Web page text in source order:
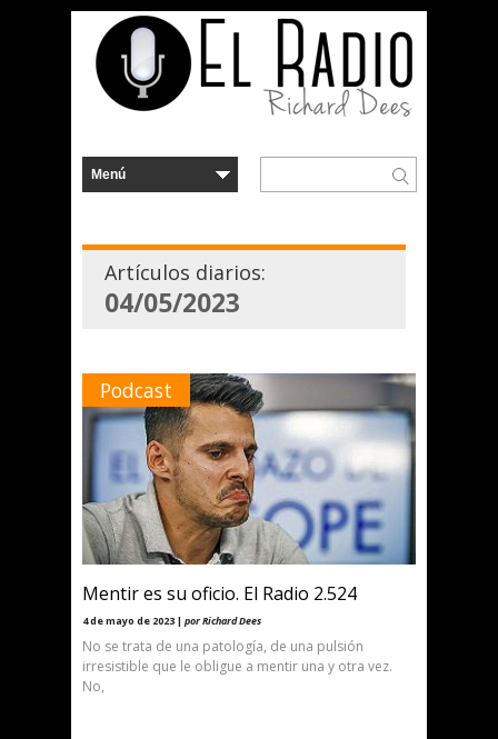
Artículos diarios:
04/05/2023
Podcast
Mentir es su oficio. El Radio 2.524
4 de mayo de 2023 | por Richard Dees
No se trata de una patología, de una pulsión
irresistible que le obligue a mentir una y otra vez.
No,